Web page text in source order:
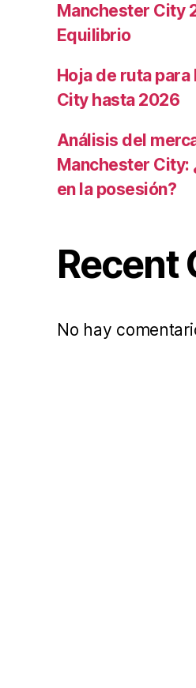
Manchester City
Equilibrio
Hoja de ruta
City hasta 2026
Análisis del
Manchester City:
en la posesión?
Recent
No hay